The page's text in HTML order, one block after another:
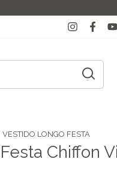
VESTIDO LONGO FESTA
Chiffon